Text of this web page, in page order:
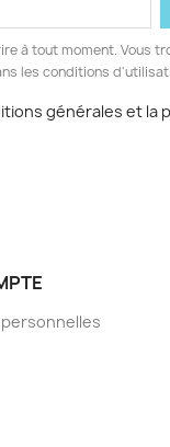
à tout moment. Vous
les conditions
générales et la